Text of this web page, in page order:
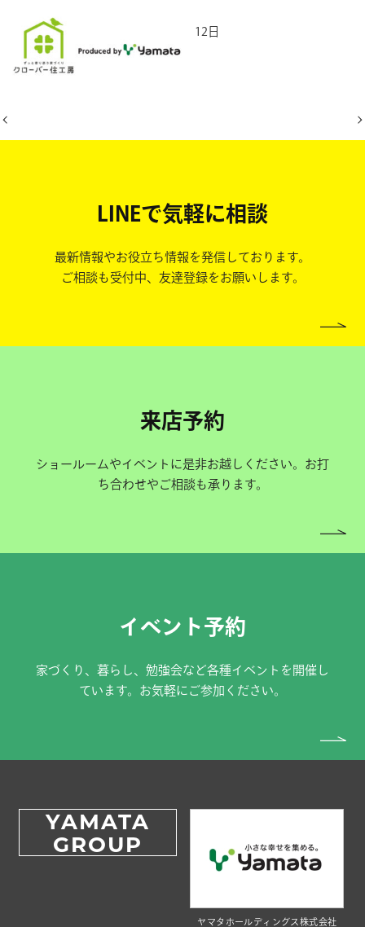
2026年6月12日
LINEで気軽に相談
最新情報やお役立ち情報を発信しております。
ご相談も受付中、友達登録をお願いします。
来店予約
ショールームやイベントに是非お越しください。お打
ち合わせやご相談も承ります。
イベント予約
家づくり、暮らし、勉強会など各種イベントを開催し
ています。お気軽にご参加ください。
YAMATA
GROUP
ヤマタホールディングス株式会社